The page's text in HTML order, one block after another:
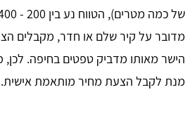
מדובר על קיר שלם או חדר, מקבלים
הישר מאותו מדביק טפטים בחיפה. לכן,
מנת לקבל הצעת מחיר מותאמת אישית.